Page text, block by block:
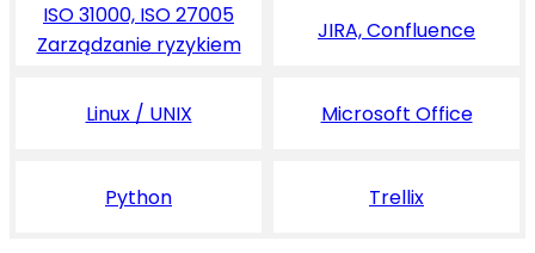
ISO 31000, ISO 27005
Zarządzanie ryzykiem
JIRA, Confluence
Linux / UNIX Microsoft Office
Python Trellix